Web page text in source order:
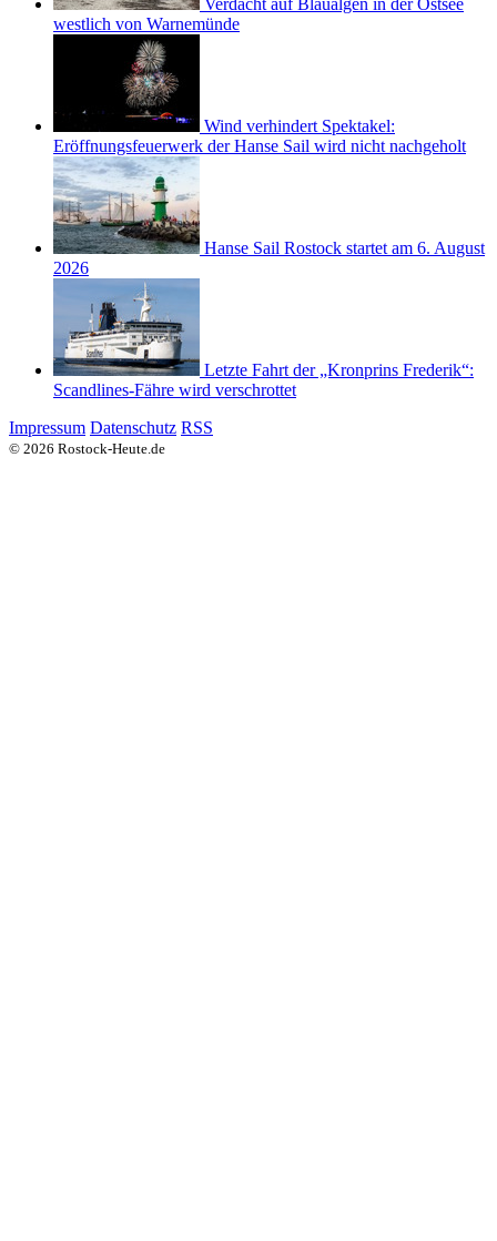
Verdacht auf Blaualgen in der Ostsee
westlich von Warnemünde
Wind verhindert Spektakel:
Eröffnungsfeuerwerk der Hanse Sail wird nicht nachgeholt
Hanse Sail Rostock startet am 6. August
2026
Letzte Fahrt der „Kronprins Frederik“:
Scandlines-Fähre wird verschrottet
Impressum Datenschutz RSS
© 2026 Rostock-Heute.de